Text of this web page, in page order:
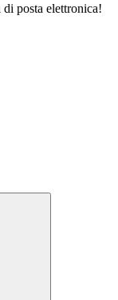
posta elettronica!